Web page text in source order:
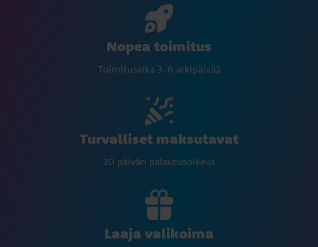
Nopea toimitus
Toimitusaika 3-6 arkipäivää
Turvalliset maksutavat
30 päivän palautusoikeus
Laaja valikoima